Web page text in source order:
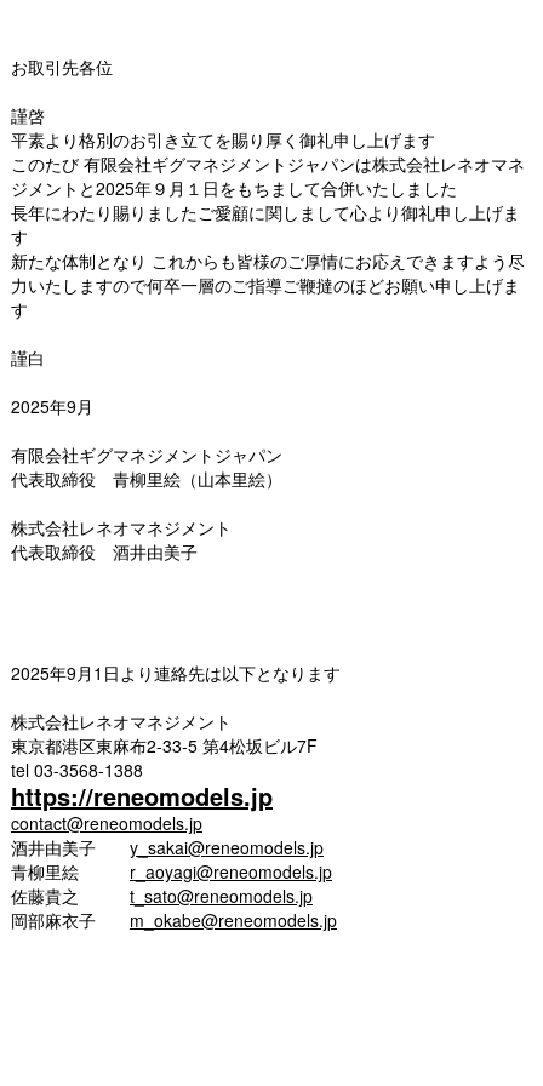
お取引先各位
謹啓
平素より格別のお引き立てを賜り厚く御礼申し上げます
このたび 有限会社ギグマネジメントジャパンは株式会社レネオマネ
ジメントと2025年９月１日をもちまして合併いたしました
長年にわたり賜りましたご愛顧に関しまして心より御礼申し上げま
す
新たな体制となり これからも皆様のご厚情にお応えできますよう尽
力いたしますので何卒一層のご指導ご鞭撻のほどお願い申し上げま
す
謹白
2025年9月
有限会社ギグマネジメントジャパン
代表取締役 青柳里絵（山本里絵）
株式会社レネオマネジメント
代表取締役 酒井由美子
2025年9月1日より連絡先は以下となります
株式会社レネオマネジメント
東京都港区東麻布2-33-5 第4松坂ビル7F
tel 03-3568-1388
https://reneomodels.jp
contact@reneomodels.jp
酒井由美子 y_sakai@reneomodels.jp
青柳里絵 r_aoyagi@reneomodels.jp
佐藤貴之 t_sato@reneomodels.jp
岡部麻衣子 m_okabe@reneomodels.jp